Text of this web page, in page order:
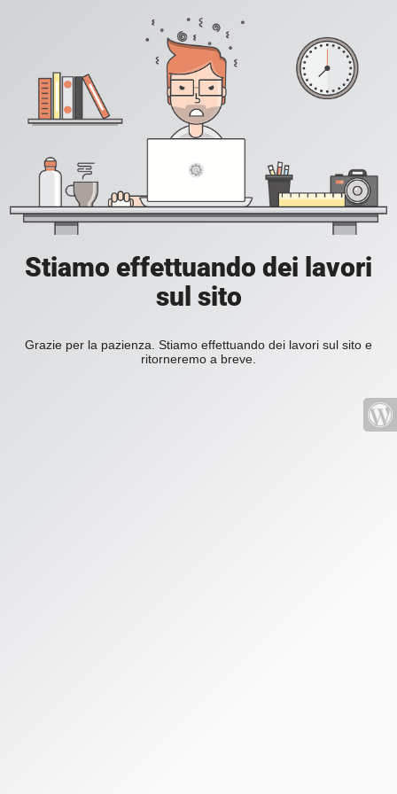
Stiamo effettuando dei lavori
sul sito
Grazie per la pazienza. Stiamo effettuando dei lavori sul sito e
ritorneremo a breve.